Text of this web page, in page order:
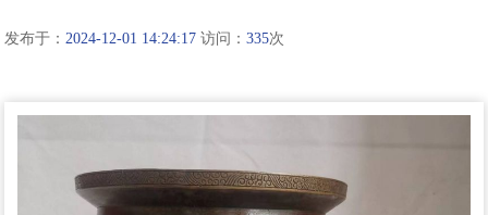
发布于： 2024-12-01 14:24:17 访问：335次